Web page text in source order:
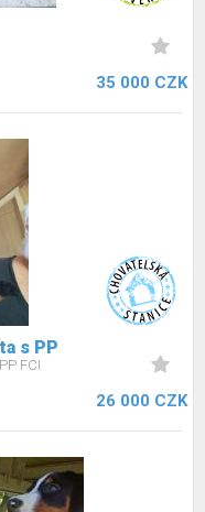
35 000 CZK
s PP
FCI
26 000 CZK